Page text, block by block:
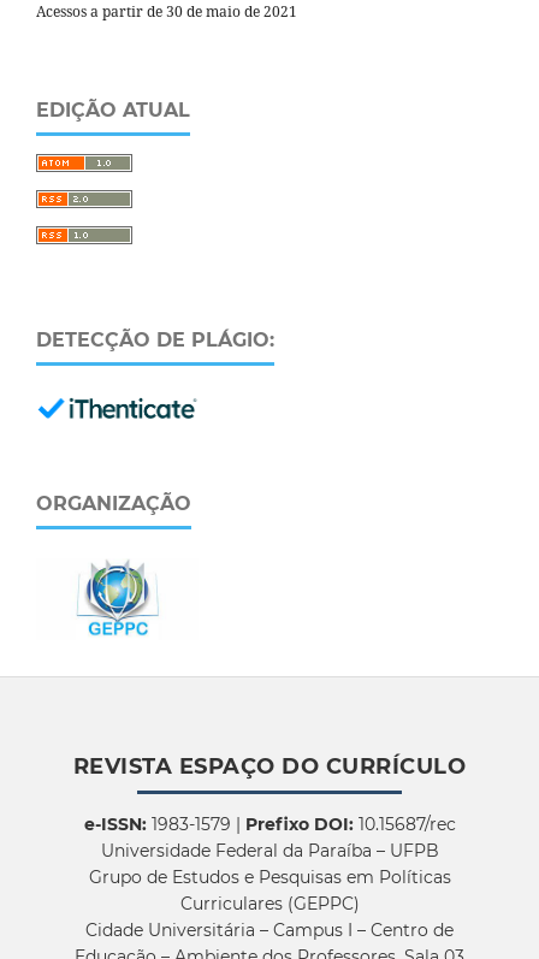
Acessos a partir de 30 de maio de 2021
EDIÇÃO ATUAL
DETECÇÃO DE PLÁGIO:
ORGANIZAÇÃO
REVISTA ESPAÇO DO CURRÍCULO
e-ISSN:1983-1579 | Prefixo DOI:10.15687/rec
Universidade Federal da Paraíba – UFPB
Grupo de Estudos e Pesquisas em Políticas
Curriculares (GEPPC)
Cidade Universitária – Campus I – Centro de